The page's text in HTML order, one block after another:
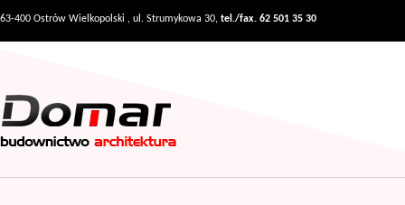
63-400 Ostrów Wielkopolski , ul. Strumykowa 30, tel./fax. 62 501 35 30